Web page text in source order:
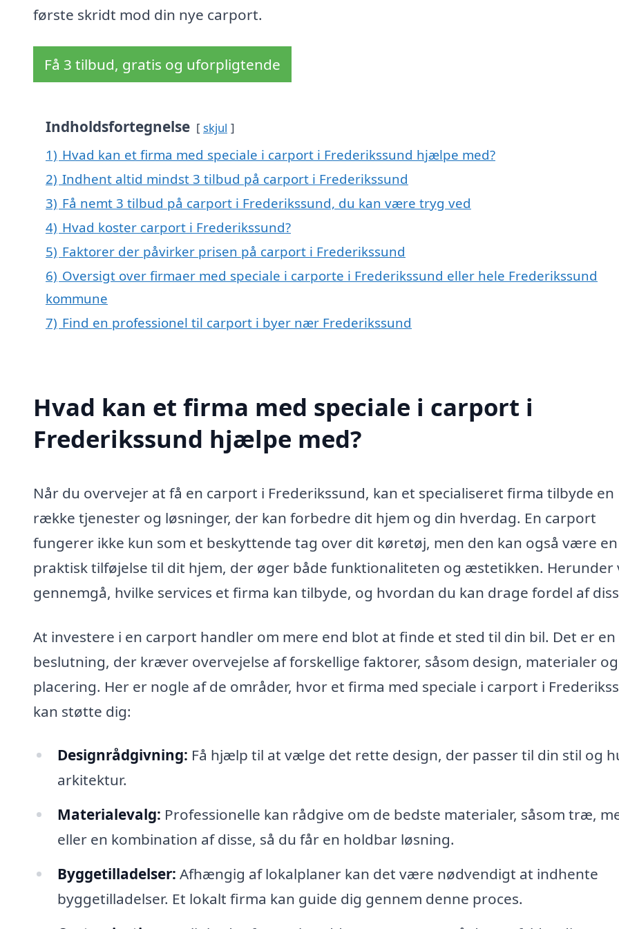
første skridt mod din nye carport.
Få 3 tilbud, gratis og uforpligtende
Indholdsfortegnelse skjul
1) Hvad kan et firma med speciale i carport i Frederikssund hjælpe med?
2) Indhent altid mindst 3 tilbud på carport i Frederikssund
3) Få nemt 3 tilbud på carport i Frederikssund, du kan være tryg ved
4) Hvad koster carport i Frederikssund?
5) Faktorer der påvirker prisen på carport i Frederikssund
6) Oversigt over firmaer med speciale i carporte i Frederikssund eller hele Frederikssund
kommune
7) Find en professionel til carport i byer nær Frederikssund
Hvad kan et firma med speciale i carport i
Frederikssund hjælpe med?
Når du overvejer at få en carport i Frederikssund, kan et specialiseret firma tilbyde en
række tjenester og løsninger, der kan forbedre dit hjem og din hverdag. En carport
fungerer ikke kun som et beskyttende tag over dit køretøj, men den kan også være en
praktisk tilføjelse til dit hjem, der øger både funktionaliteten og æstetikken. Herunder
gennemgå, hvilke services et firma kan tilbyde, og hvordan du kan drage fordel af
At investere i en carport handler om mere end blot at finde et sted til din bil. Det er en
beslutning, der kræver overvejelse af forskellige faktorer, såsom design, materialer og
placering. Her er nogle af de områder, hvor et firma med speciale i carport i
kan støtte dig:
Designrådgivning: Få hjælp til at vælge det rette design, der passer til din stil og
arkitektur.
Materialevalg: Professionelle kan rådgive om de bedste materialer, såsom træ,
eller en kombination af disse, så du får en holdbar løsning.
Byggetilladelser: Afhængig af lokalplaner kan det være nødvendigt at indhente
byggetilladelser. Et lokalt firma kan guide dig gennem denne proces.